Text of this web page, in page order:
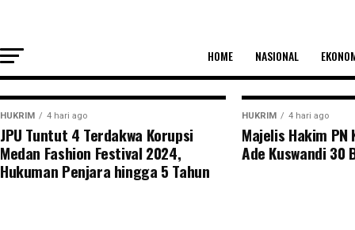
HOME NASIONAL
HUKRIM 4 hari ago
JPU Tuntut 4 Terdakwa Korupsi
Medan Fashion Festival 2024,
Hukuman Penjara hingga 5 Tahun
HUKRIM 4 hari ago
Majelis Hakim PN
Ade Kuswandi 30